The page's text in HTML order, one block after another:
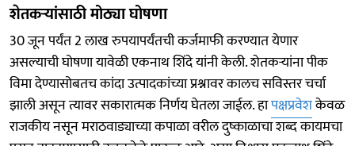
शेतकऱ्यांसाठी मोठ्या घोषणा
30 जून पर्यंत 2 लाख रुपयापर्यंतची कर्जमाफी करण्यात येणार
असल्याची घोषणा यावेळी एकनाथ शिंदे यांनी केली. शेतकऱ्यांना पीक
विमा देण्यासोबतच कांदा उत्पादकांच्या प्रश्नावर कालच सविस्तर चर्चा
झाली असून त्यावर सकारात्मक निर्णय घेतला जाईल. हापक्षप्रवेशकेवळ
राजकीय नसून मराठवाड्याच्या कपाळा वरील दुष्काळाचा शब्द कायमचा